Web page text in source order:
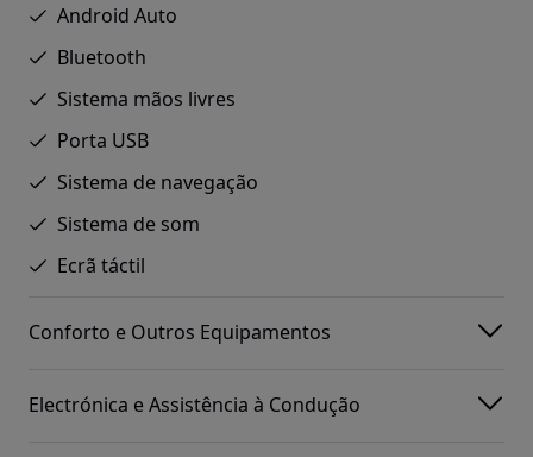
Android Auto
Bluetooth
Sistema mãos livres
Porta USB
Sistema de navegação
Sistema de som
Ecrã táctil
Conforto e Outros Equipamentos
Electrónica e Assistência à Condução